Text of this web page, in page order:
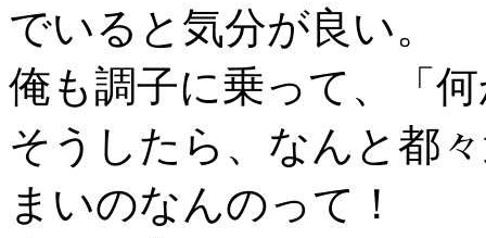
でいると気分が良い。
俺も調子に乗って、「
そうしたら、なんと都
まいのなんのって！